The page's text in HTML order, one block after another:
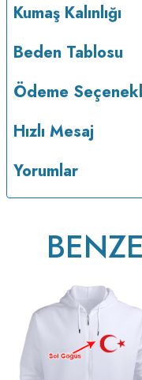
kurutulmaz.Orta ısıda ve
Kumaş Kalınlığı
Beden Tablosu
Ödeme
Hızlı Mesaj
Yorumlar